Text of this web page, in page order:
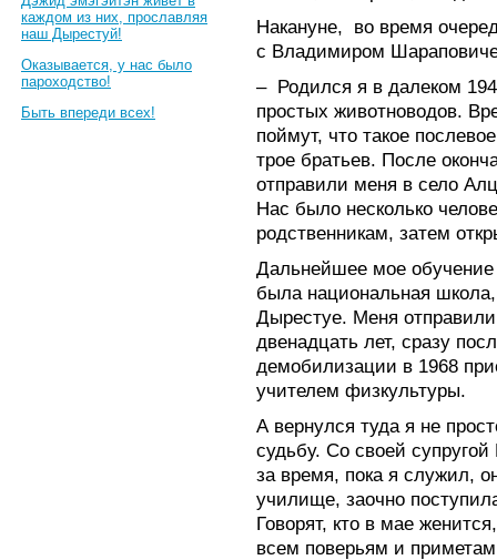
каждом из них, прославляя
наш Дырестуй!
Оказывается, у нас было
пароходство!
Быть впереди всех!
Накануне, во время
с Владимиром
– Родился я в далеком
простых животноводов.
поймут, что такое
трое братьев. После
отправили меня в село
Нас было несколько
родственникам, затем
Дальнейшее мое
была национальная
Дырестуе. Меня
двенадцать лет, сразу
демобилизации в 1968
учителем физкультуры.
А вернулся туда я не
судьбу. Со своей
за время, пока я служил,
училище, заочно
Говорят, кто в мае
всем поверьям и